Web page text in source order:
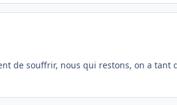
de souffrir, nous qui restons, on a tant